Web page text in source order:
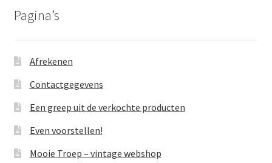
Pagina’s
Afrekenen
Contactgegevens
Een greep uit de verkochte producten
Even voorstellen!
Mooie Troep – vintage webshop